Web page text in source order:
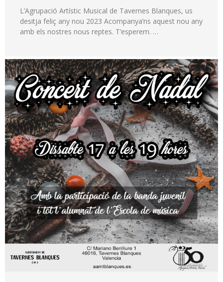
L’Agrupació Artístic Musical de Tavernes Blanques, us
desitja feliç any nou 2023 Acompanya’ns aquest nou any
amb els nostres nous reptes. T’esperem. …